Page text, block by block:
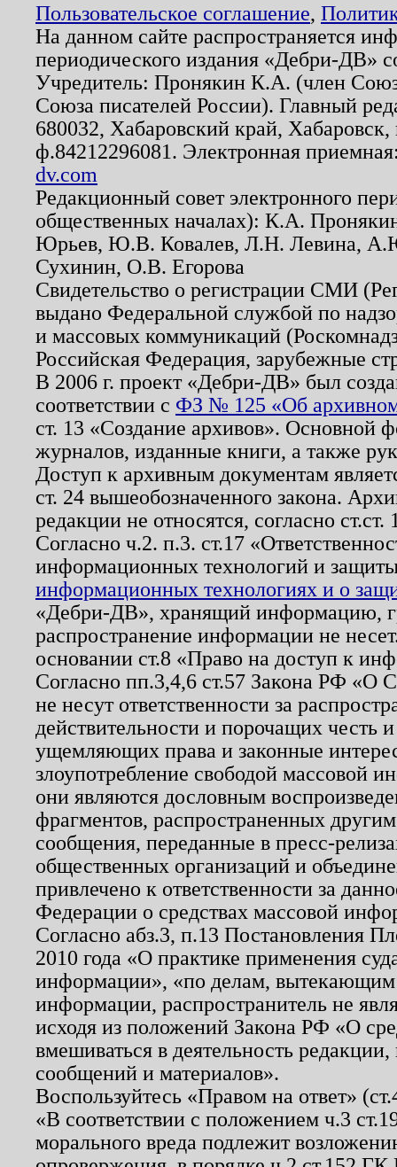
Пользовательское соглашение,
На данном сайте распространяется
периодического издания «Дебри-ДВ»
Учредитель: Пронякин К.А. (член
Союза писателей России). Главный
680032, Хабаровский край,
ф.84212296081. Электронная
dv.com
Редакционный совет электронного
общественных началах): К.А.
Юрьев, Ю.В. Ковалев, Л.Н. Левина,
Сухинин, О.В. Егорова
Свидетельство о регистрации СМИ
выдано Федеральной службой по
и массовых коммуникаций
Российская Федерация, зарубежные
В 2006 г. проект «Дебри-ДВ» был
соответствии с ФЗ № 125 «Об
ст. 13 «Создание архивов». Основной
журналов, изданные книги, а также
Доступ к архивным документам
ст. 24 вышеобозначенного закона.
редакции не относятся, согласно
Согласно ч.2. п.3. ст.17
информационных технологий и
информационных технологиях и о
«Дебри-ДВ», хранящий информацию,
распространение информации не
основании ст.8 «Право на доступ к
Согласно пп.3,4,6 ст.57 Закона РФ «О
не несут ответственности за
действительности и порочащих честь
ущемляющих права и законные
злоупотребление свободой массовой
они являются дословным
фрагментов, распространенных
сообщения, переданные в пресс-
общественных организаций и
привлечено к ответственности за
Федерации о средствах массовой
Согласно абз.3, п.13 Постановления
2010 года «О практике применения
информации», «по делам, вытекающим
информации, распространитель не
исходя из положений Закона РФ «О
вмешиваться в деятельность
сообщений и материалов».
Воспользуйтесь «Правом на ответ»
«В соответствии с положением ч.3
морального вреда подлежит